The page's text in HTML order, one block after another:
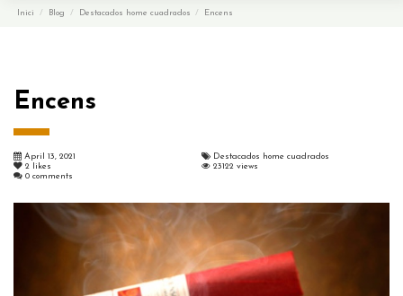
Inici Blog Destacados home cuadrados Encens
Encens
April 13, 2021
Destacados home cuadrados
2
likes
23122 views
0 comments